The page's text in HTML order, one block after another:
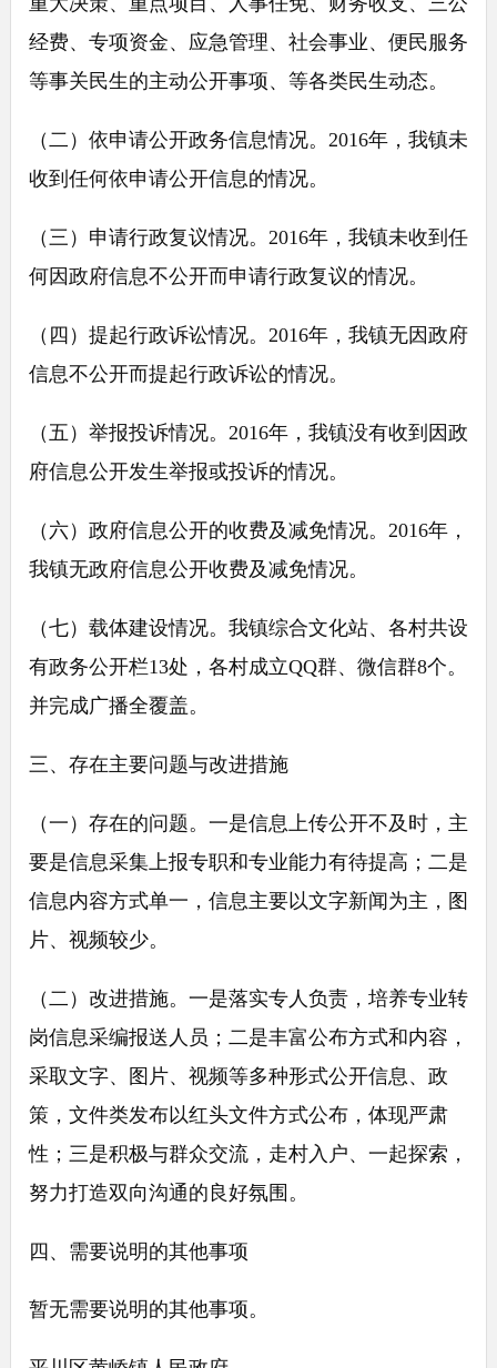
经费、专项资金、应急管理、社会事业、便民服务
等事关民生的主动公开事项、等各类民生动态。
（二）依申请公开政务信息情况。2016年，我镇未
收到任何依申请公开信息的情况。
（三）申请行政复议情况。2016年，我镇未收到任
何因政府信息不公开而申请行政复议的情况。
（四）提起行政诉讼情况。2016年，我镇无因政府
信息不公开而提起行政诉讼的情况。
（五）举报投诉情况。2016年，我镇没有收到因政
府信息公开发生举报或投诉的情况。
（六）政府信息公开的收费及减免情况。2016年，
我镇无政府信息公开收费及减免情况。
（七）载体建设情况。我镇综合文化站、各村共设
有政务公开栏13处，各村成立QQ群、微信群8个。
并完成广播全覆盖。
三、存在主要问题与改进措施
（一）存在的问题。一是信息上传公开不及时，主
要是信息采集上报专职和专业能力有待提高；二是
信息内容方式单一，信息主要以文字新闻为主，图
片、视频较少。
（二）改进措施。一是落实专人负责，培养专业转
岗信息采编报送人员；二是丰富公布方式和内容，
采取文字、图片、视频等多种形式公开信息、政
策，文件类发布以红头文件方式公布，体现严肃
性；三是积极与群众交流，走村入户、一起探索，
努力打造双向沟通的良好氛围。
四、需要说明的其他事项
暂无需要说明的其他事项。